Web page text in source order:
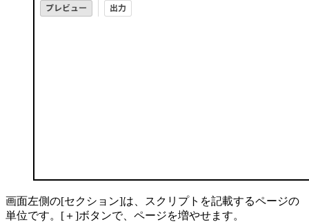
画面左側の[セクション]は、スクリプトを記載するページの
単位です。[＋]ボタンで、ページを増やせます。